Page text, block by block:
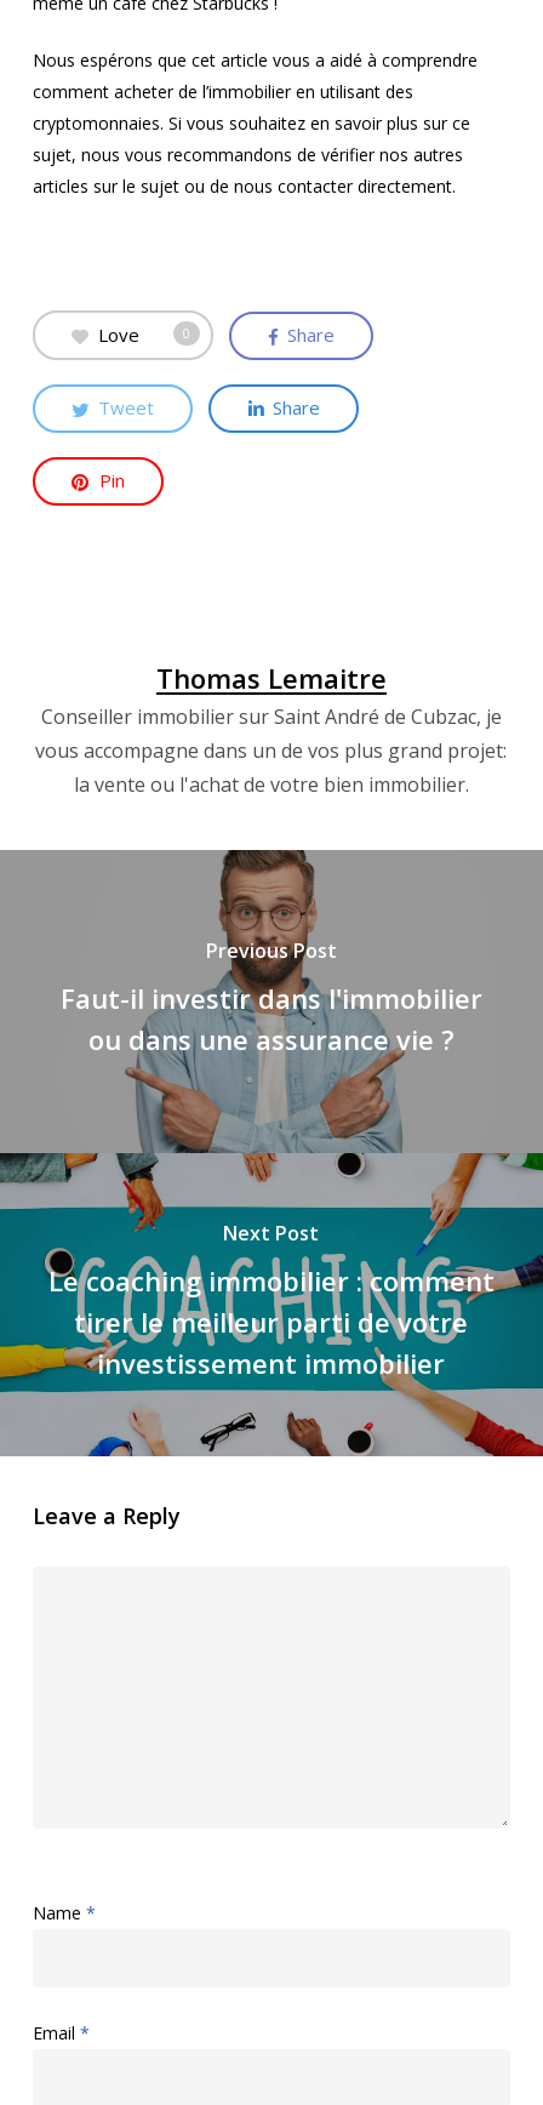
Nous espérons que cet article vous a aidé à comprendre
comment acheter de l’immobilier en utilisant des
cryptomonnaies. Si vous souhaitez en savoir plus sur ce
sujet, nous vous recommandons de vérifier nos autres
articles sur le sujet ou de nous contacter directement.
Love 0 Share
Tweet Share
Pin
Thomas Lemaitre
Conseiller immobilier sur Saint André de Cubzac, je
vous accompagne dans un de vos plus grand projet:
la vente ou l'achat de votre bien immobilier.
Previous Post
Faut-il investir dans l'immobilier
ou dans une assurance vie ?
Next Post
Le coaching immobilier : comment
tirer le meilleur parti de votre
investissement immobilier
Leave a Reply
Name *
Email *